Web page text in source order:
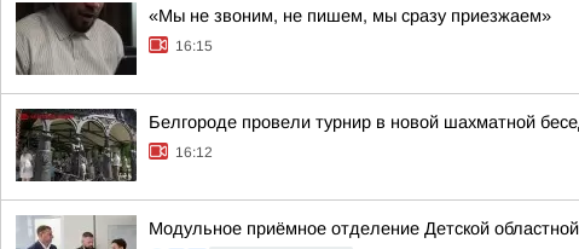
«Мы не звоним, не пишем, мы сразу приезжаем»
16:15
Белгороде провели турнир в новой шахматной
16:12
Модульное приёмное отделение Детской